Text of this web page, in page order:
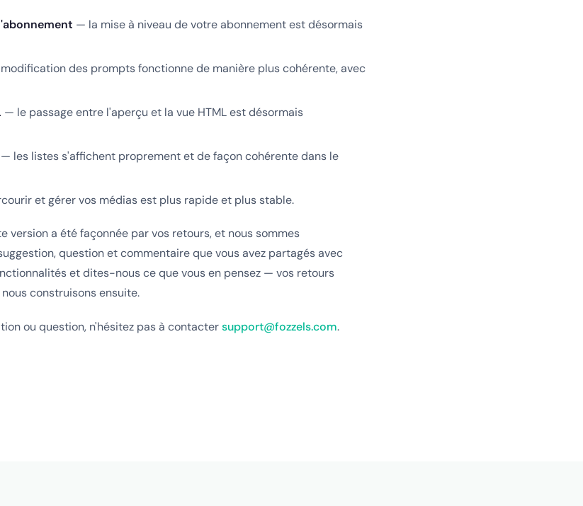
— la mise à niveau de votre abonnement est désormais
des prompts fonctionne de manière plus cohérente, avec
— le passage entre l'aperçu et la vue HTML est désormais
— les listes s'affichent proprement et de façon cohérente dans le
et gérer vos médias est plus rapide et plus stable.
version a été façonnée par vos retours, et nous sommes
question et commentaire que vous avez partagés avec
et dites-nous ce que vous en pensez — vos retours
construisons ensuite.
ou question, n'hésitez pas à contactersupport@fozzels.com.